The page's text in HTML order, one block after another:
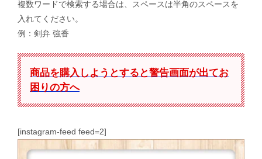
複数ワードで検索する場合は、スペースは半角のスペースを
入れてください。
例：剣弁 強香
商品を購入しようとすると警告画面が出てお
困りの方へ
[instagram-feed feed=2]